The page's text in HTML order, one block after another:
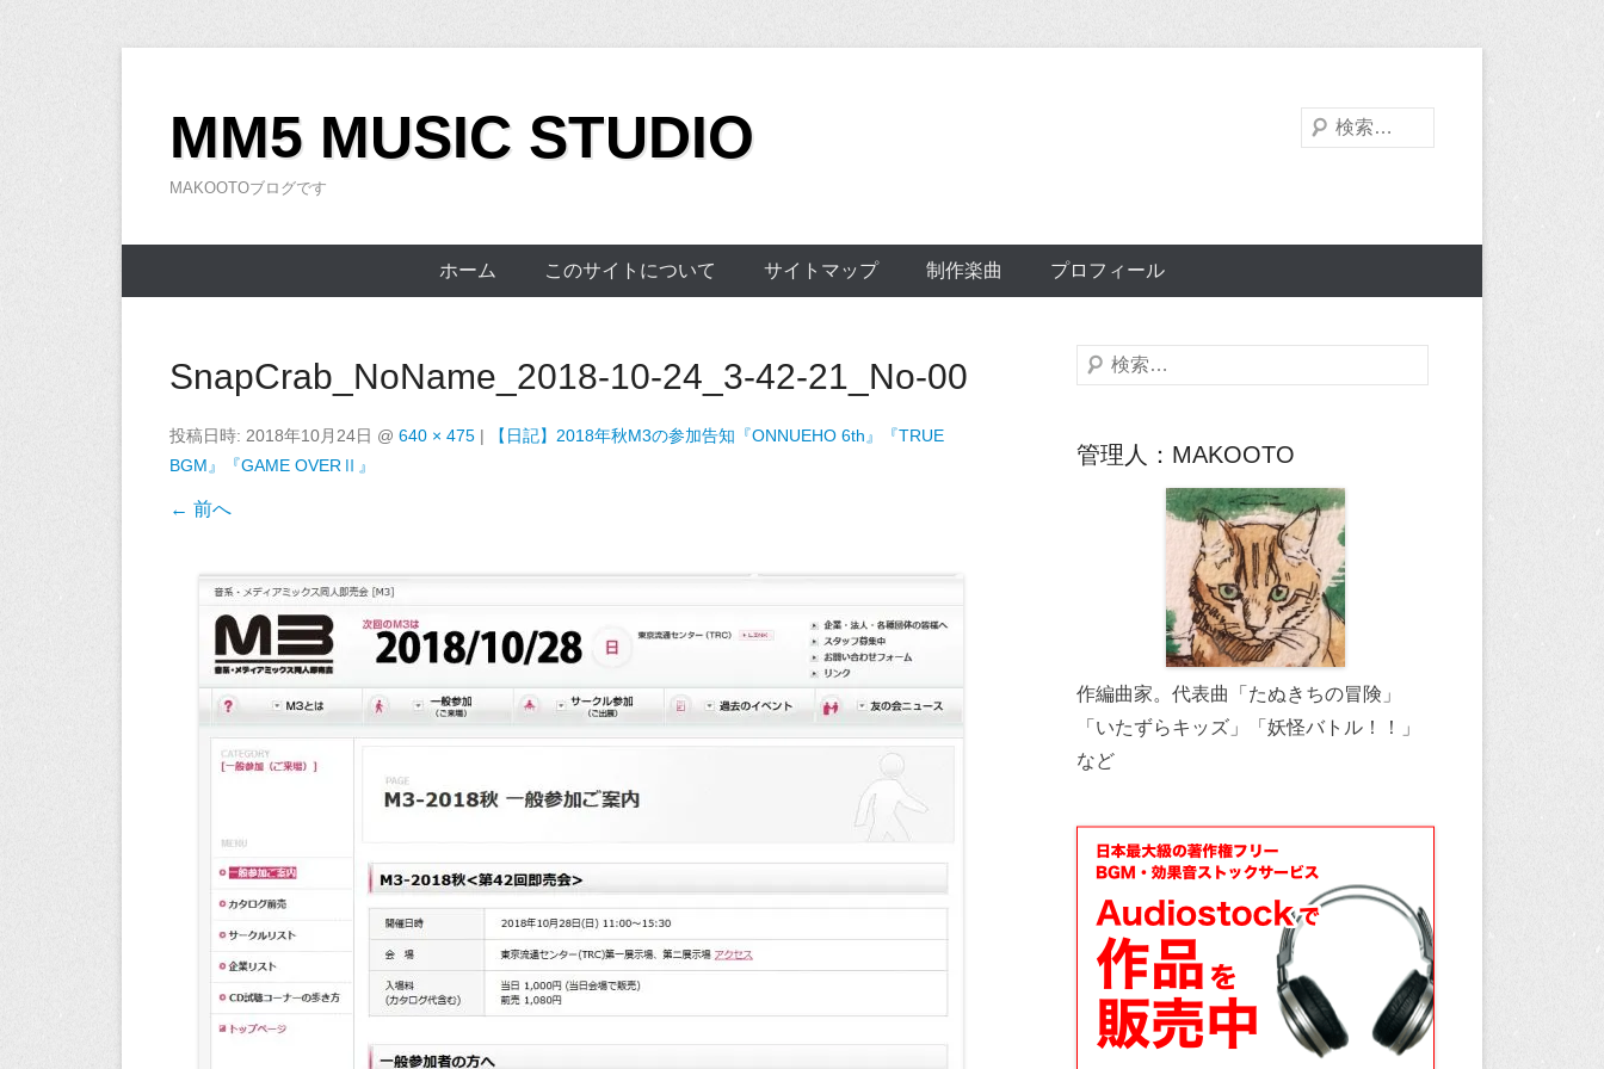
キ
MM5 MUSIC STUDIO
MAKOOTOブログです
検
索
ホーム このサイトについて サイトマップ 制作楽曲 プロフィール
SnapCrab_NoName_2018-10-24_3-42-21_No-00
投稿日時: 2018年10月24日 @ 640 × 475 |
【日記】2018年秋M3の参加告知『ONNUEHO 6th』『TRUE
BGM』『GAME OVERⅡ』
← 前へ
検
管理人：MAKOOTO
作編曲家。代表曲「たぬきちの冒険」
「いたずらキッズ」「妖怪バトル！！」
など